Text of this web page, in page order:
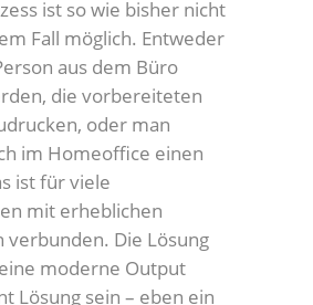
ist so wie bisher nicht
Fall möglich. Entweder
aus dem Büro
die vorbereiteten
oder man
im Homeoffice einen
ist für viele
mit erheblichen
verbunden. Die Lösung
moderne Output
Lösung sein – eben ein